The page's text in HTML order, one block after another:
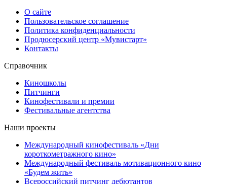
О сайте
Пользовательское соглашение
Политика конфиденциальности
Продюсерский центр «Мувистарт»
Контакты
Справочник
Киношколы
Питчинги
Кинофестивали и премии
Фестивальные агентства
Наши проекты
Международный кинофестиваль «Дни
короткометражного кино»
Международный фестиваль мотивационного кино
«Будем жить»
Всероссийский питчинг дебютантов